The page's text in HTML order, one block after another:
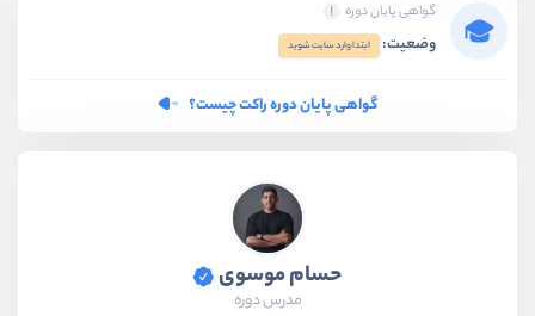
گواهی پایان دوره
وضعیت: ابتدا وارد سایت شوید
گواهی پایان دوره راکت چیست؟
حسام موسوی
مدرس دوره